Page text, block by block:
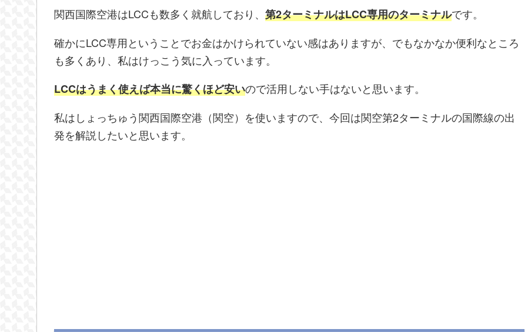
関西国際空港はLCCも数多く就航しており、 第2ターミナルはLCC専用のターミナルです。
確かにLCC専用ということでお金はかけられていない感はありますが、でもなかなか便利なところ
も多くあり、私はけっこう気に入っています。
LCCはうまく使えば本当に驚くほど安いので活用しない手はないと思います。
私はしょっちゅう関西国際空港（関空）を使いますので、今回は関空第2ターミナルの国際線の出
発を解説したいと思います。